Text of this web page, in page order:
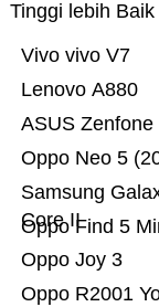
Tinggi lebih Baik
Oppo R2001
Oppo Joy 3
Oppo Find 5
Samsung
Core II
Oppo Neo 5
ASUS Zenfone
Lenovo A880
Vivo vivo V7